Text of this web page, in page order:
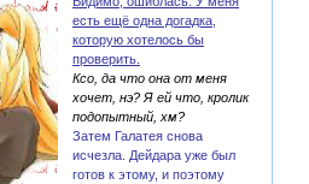
есть ещё одна догадка,
которую хотелось бы
проверить.
Ксо, да что она от меня
хочет, нэ? Я ей что, кролик
подопытный, хм?
Затем Галатея снова
исчезла. Дейдара уже был
готов к этому, и поэтому